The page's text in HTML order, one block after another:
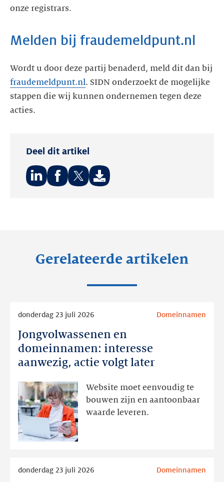
onze registrars.
Melden bij fraudemeldpunt.nl
Wordt u door deze partij benaderd, meld dit dan bij
fraudemeldpunt.nl. SIDN onderzoekt de mogelijke
stappen die wij kunnen ondernemen tegen deze
acties.
Deel dit artikel
Gerelateerde artikelen
Jongvolwassenen en
domeinnamen: interesse
aanwezig, actie volgt later
donderdag 23 juli 2026 Domeinnamen
Website moet eenvoudig te
bouwen zijn en aantoonbaar
waarde leveren.
Jongvolwassenen
aanwezig,
actie
volgt
later
donderdag 23 juli 2026 Domeinnamen